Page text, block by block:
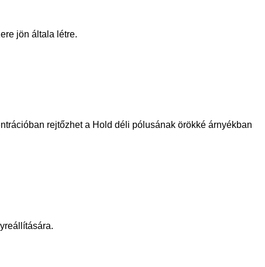
jön általa létre.
rejtőzhet a Hold déli pólusának örökké árnyékban